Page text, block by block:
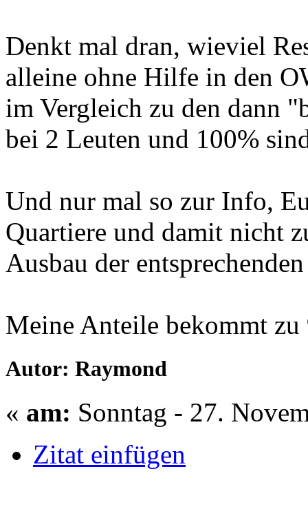
Denkt mal dran, wieviel
alleine ohne Hilfe in den
im Vergleich zu den dann
bei 2 Leuten und 100%
Und nur mal so zur Info,
Quartiere und damit nicht
Ausbau der
Meine Anteile bekommt
Autor: Raymond
« am: Sonntag - 27.
Zitat einfügen